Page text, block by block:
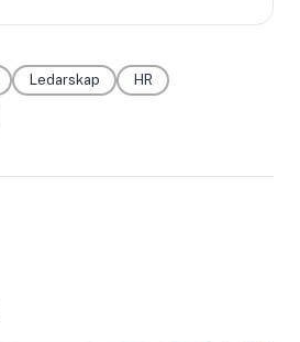
Ledarskap HR